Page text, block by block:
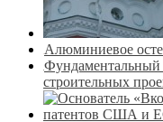
Алюминиевое
Фундаментальный
строительных